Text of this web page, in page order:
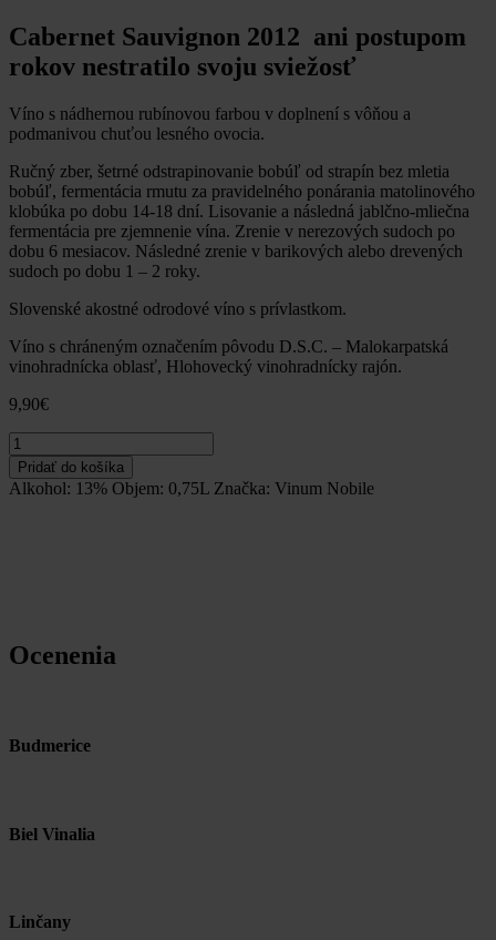
Cabernet Sauvignon 2012 ani postupom
rokov nestratilo svoju sviežosť
Víno s nádhernou rubínovou farbou v doplnení s vôňou a
podmanivou chuťou lesného ovocia.
Ručný zber, šetrné odstrapinovanie bobúľ od strapín bez mletia
bobúľ, fermentácia rmutu za pravidelného ponárania matolinového
klobúka po dobu 14-18 dní. Lisovanie a následná jablčno-mliečna
fermentácia pre zjemnenie vína. Zrenie v nerezových sudoch po
dobu 6 mesiacov. Následné zrenie v barikových alebo drevených
sudoch po dobu 1 – 2 roky.
Slovenské akostné odrodové víno s prívlastkom.
Víno s chráneným označením pôvodu D.S.C. – Malokarpatská
vinohradnícka oblasť, Hlohovecký vinohradnícky rajón.
9,90€
množstvo
Cabernet
Sauvignon
2012,
Pridať do košíka
Alkohol: 13% Objem: 0,75L Značka: Vinum Nobile
Ocenenia
Budmerice
Biel Vinalia
Linčany